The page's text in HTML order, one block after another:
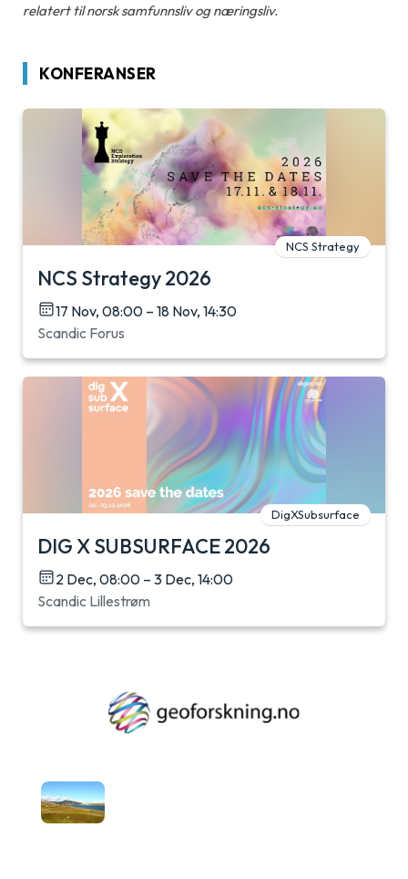
relatert til norsk samfunnsliv og næringsliv.
KONFERANSER
NCS Strategy
NCS Strategy 2026
17 Nov, 08:00 – 18 Nov, 14:30
Scandic Forus
DigXSubsurface
DIG X SUBSURFACE 2026
2 Dec, 08:00 – 3 Dec, 14:00
Scandic Lillestrøm